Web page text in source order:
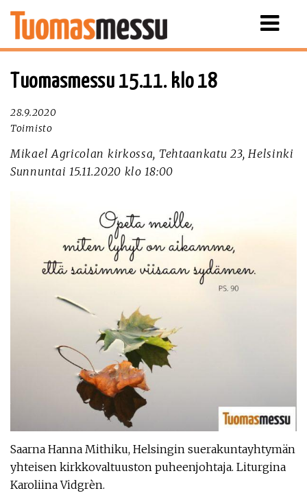
Näytä
Tuomasmessu 15.11. klo 18
28.9.2020
Toimisto
Mikael Agricolan kirkossa, Tehtaankatu 23, Helsinki
Sunnuntai 15.11.2020 klo 18:00
Saarna Hanna Mithiku, Helsingin suerakuntayhtymän
yhteisen kirkkovaltuuston puheenjohtaja. Liturgina
Karoliina Vidgrèn.